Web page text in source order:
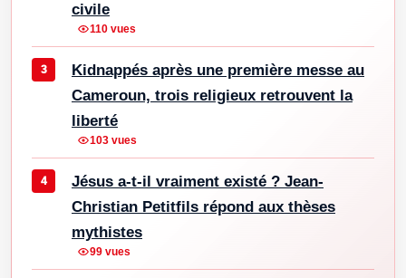
civile
110 vues
Kidnappés après une première messe au
Cameroun, trois religieux retrouvent la
liberté
103 vues
Jésus a-t-il vraiment existé ? Jean-
Christian Petitfils répond aux thèses
mythistes
99 vues